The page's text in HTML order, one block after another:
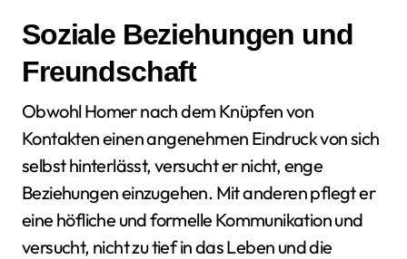
Soziale Beziehungen und
Freundschaft
Obwohl Homer nach dem Knüpfen von
Kontakten einen angenehmen Eindruck von sich
selbst hinterlässt, versucht er nicht, enge
Beziehungen einzugehen. Mit anderen pflegt er
eine höfliche und formelle Kommunikation und
versucht, nicht zu tief in das Leben und die